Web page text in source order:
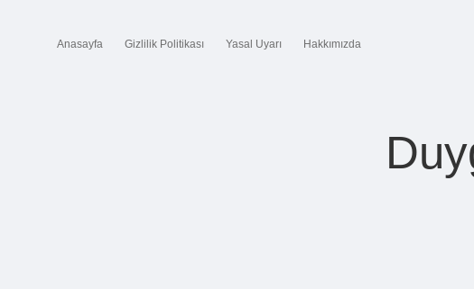
Anasayfa Gizlilik Politikası Yasal Uyarı Hakkımızda